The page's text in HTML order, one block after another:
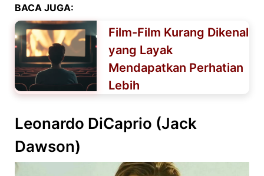
BACA JUGA:
Film-Film Kurang Dikenal
yang Layak
Mendapatkan Perhatian
Lebih
Leonardo DiCaprio (Jack
Dawson)